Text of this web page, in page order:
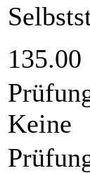
135.00
Keine